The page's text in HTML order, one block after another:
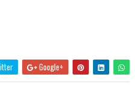
Google+